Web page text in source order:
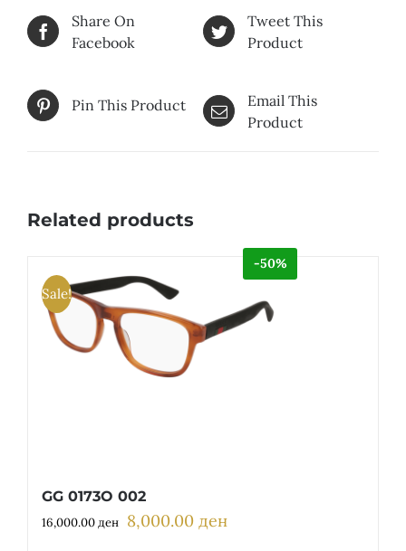
Share On
Facebook
Tweet This
Product
Pin This Product
Email This
Product
Related products
Sale!
-50%
GG 0173O 002
16,000.00ден Original
8,000.00 денCurrent